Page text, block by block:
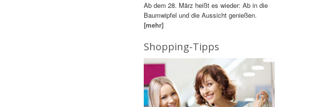
Ab dem 28. März heißt es wieder: Ab in die
Baumwipfel und die Aussicht genießen.
[mehr]
Shopping-Tipps